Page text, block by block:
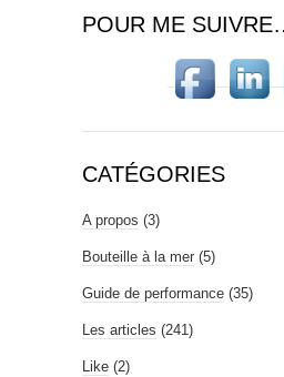
POUR ME
CATÉGORIES
A propos (3)
Bouteille à la mer (5)
Guide de performance (35)
Les articles (241)
Like (2)